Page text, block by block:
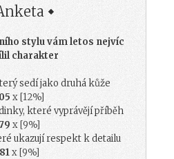
stylu vám letos nejvíc
charakter
sedí jako druhá kůže
x [12%]
které vyprávějí příběh
x [9%]
ukazují respekt k detailu
81x [9%]